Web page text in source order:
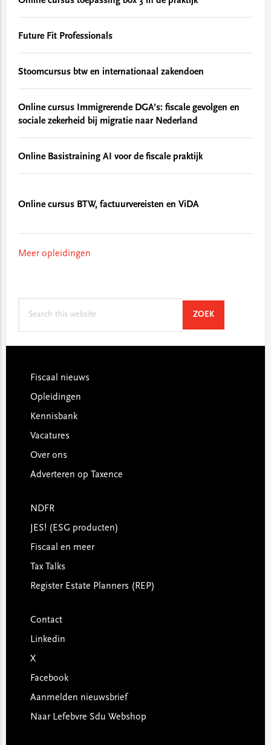
Future Fit Professionals
Stoomcursus btw en internationaal zakendoen
Online cursus Immigrerende DGA’s: fiscale gevolgen en
sociale zekerheid bij migratie naar Nederland
Online Basistraining AI voor de fiscale praktijk
Online cursus BTW, factuurvereisten en ViDA
Meer opleidingen
ZOEKSEARCH
Footer
Fiscaal nieuws
Opleidingen
Kennisbank
Vacatures
Over ons
Adverteren op Taxence
NDFR
JES! (ESG producten)
Fiscaal en meer
Tax Talks
Register Estate Planners (REP)
Contact
Linkedin
X
Facebook
Aanmelden nieuwsbrief
Naar Lefebvre Sdu Webshop